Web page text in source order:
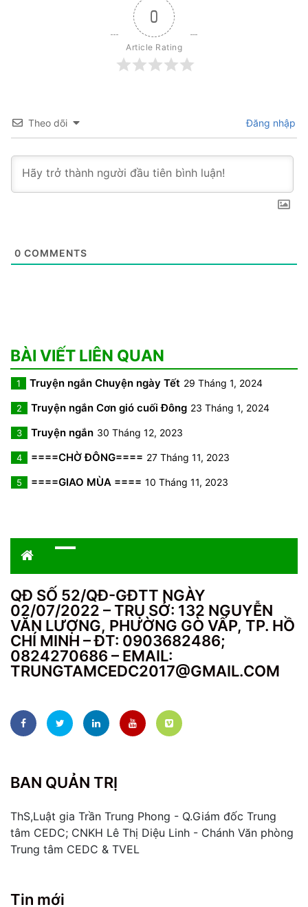
0
Article Rating
Theo dõi Đăng nhập
0 COMMENTS
BÀI VIẾT LIÊN QUAN
1 Truyện ngắn Chuyện ngày Tết 29 Tháng 1, 2024
2 Truyện ngắn Cơn gió cuối Đông 23 Tháng 1, 2024
3 Truyện ngắn 30 Tháng 12, 2023
4 ====CHỜ ĐÔNG==== 27 Tháng 11, 2023
5 ====GIAO MÙA ==== 10 Tháng 11, 2023
QĐ SỐ 52/QĐ-GĐTT NGÀY
02/07/2022 – TRỤ SỞ: 132 NGUYỄN
VĂN LƯỢNG, PHƯỜNG GÒ VẤP, TP. HỒ
CHÍ MINH – ĐT: 0903682486;
0824270686 – EMAIL:
TRUNGTAMCEDC2017@GMAIL.COM
BAN QUẢN TRỊ
ThS,Luật gia Trần Trung Phong - Q.Giám đốc Trung
tâm CEDC; CNKH Lê Thị Diệu Linh - Chánh Văn phòng
Trung tâm CEDC & TVEL
Tin mới